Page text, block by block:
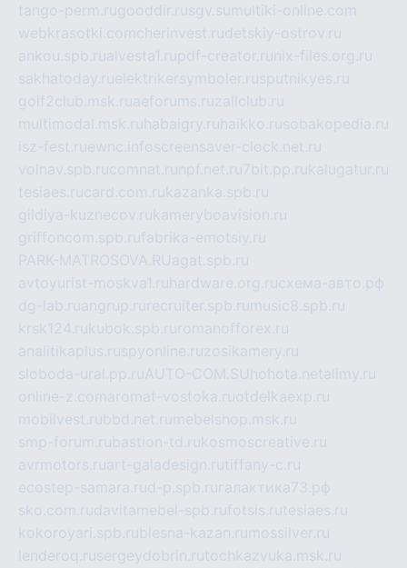
tango-perm.rugooddir.rusgv.su multiki-online.com
webkrasotki.comcherinvest.rudetskiy-ostrov.ru
ankou.spb.rualvesta1.rupdf-creator.ru nix-files.org.ru
sakhatoday.ruelektrikersymboler.rusputnikyes.ru
golf2club.msk.ruaeforums.ruzallclub.ru
multimodal.msk.ru habaigry.ru haikko.rusobakopedia.ru
isz-fest.ruewnc.infoscreensaver-clock.net.ru
volnav.spb.rucomnat.ru npf.net.ru7bit.pp.rukalugatur.ru
tesiaes.rucard.com.rukazanka.spb.ru
gildiya-kuznecov.rukameryboavision.ru
griffoncom.spb.rufabrika-emotsiy.ru
PARK-MATROSOVA.RUagat.spb.ru
avtoyurist-moskva1.ru hardware.org.ruсхема-авто.рф
dg-lab.ruangrup.ru recruiter.spb.ru music8.spb.ru
krsk124.rukubok.spb.ru romanofforex.ru
analitikaplus.ruspyonline.ruzosikamery.ru
sloboda-ural.pp.ruAUTO-COM.SU hohota.netalimy.ru
online-z.comaromat-vostoka.ruotdelkaexp.ru
mobilvest.rubbd.net.ru mebelshop.msk.ru
smp-forum.rubastion-td.rukosmoscreative.ru
avrmotors.ruart-galadesign.rutiffany-c.ru
ecostep-samara.rud-p.spb.ru галактика73.рф
sko.com.rudavitamebel-spb.rufotsis.rutesiaes.ru
kokoroyari.spb.rublesna-kazan.ru mossilver.ru
lenderoq.rusergeydobrin.rutochkazvuka.msk.ru